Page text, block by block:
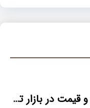
پارچه نمدی طرحدار و قیمت در بازار تهران